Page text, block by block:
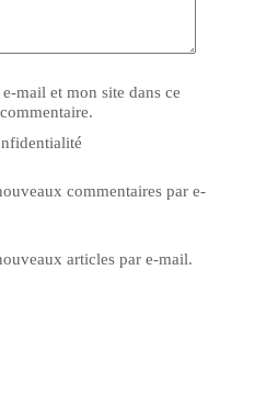
mail et mon site dans ce
commentaires par e-
articles par e-mail.